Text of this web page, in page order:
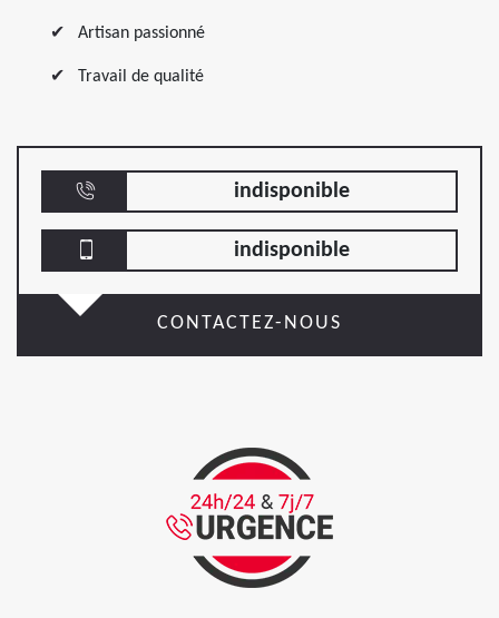
Artisan passionné
Travail de qualité
indisponible
indisponible
CONTACTEZ-NOUS